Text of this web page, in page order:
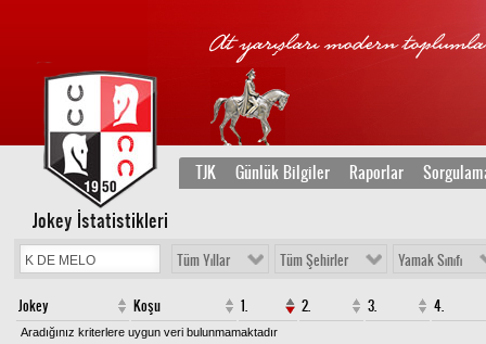
TJK Günlük Bilgiler Raporlar
Jokey İstatistikleri
Tüm Yıllar Tüm Şehirler Yamak Sınıfı
Jokey Koşu 1. 2. 3. 4.
Aradığınız kriterlere uygun veri bulunmamaktadır